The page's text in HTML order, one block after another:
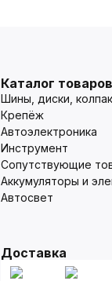
Каталог товаров
Шины, диски,
Крепёж
Автоэлектроника
Инструмент
Сопутствующие
Аккумуляторы и
Автосвет
Доставка